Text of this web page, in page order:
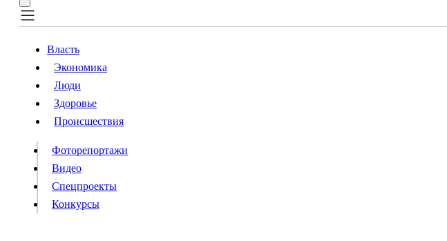
Власть
Происшествия
Видео
Конкурсы
Власть
Экономика
Люди
Здоровье
Происшествия
Фоторепортажи
Видео
Спецпроекты
Конкурсы